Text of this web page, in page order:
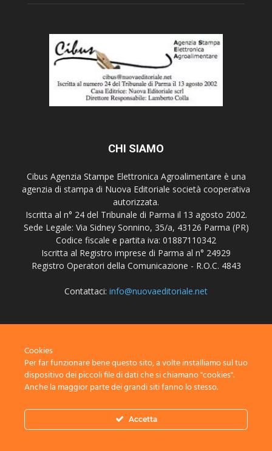
CHI SIAMO
Cibus Agenzia Stampe Elettronica Agroalimentare è una
agenzia di stampa di Nuova Editoriale società cooperativa
autorizzata.
Iscritta al n° 24 del Tribunale di Parma il 13 agosto 2002.
Sede Legale: Via Sidney Sonnino, 35/a, 43126 Parma (PR)
Codice fiscale e partita iva: 01887110342
Iscritta al Registro imprese di Parma al n° 24929
Registro Operatori della Comunicazione - R.O.C. 4843
Contattaci: info@nuovaeditoriale.net
Privacy Advertisement
Cookies
Per far funzionare bene questo sito, a volte installiamo sul tuo
dispositivo dei piccoli file di dati che si chiamano "cookies".
Anche la maggior parte dei grandi siti fanno lo stesso.
Accetta